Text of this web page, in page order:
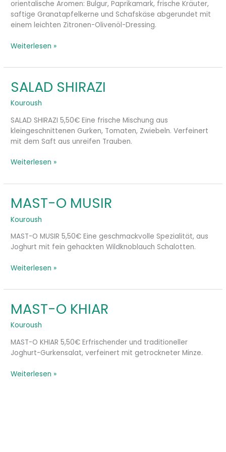
orientalische Aromen: Bulgur, Paprikamark, frische Kräuter,
saftige Granatapfelkerne und Schafskäse abgerundet mit
einem leichten Zitronen-Olivenöl-Dressing.
Weiterlesen »
SALAD SHIRAZI
Kouroush
SALAD SHIRAZI 5,50€ Eine frische Mischung aus
kleingeschnittenen Gurken, Tomaten, Zwiebeln. Verfeinert
mit dem Saft aus unreifen Trauben.
SALAD
SHIRAZI
Weiterlesen »
MAST-O MUSIR
Kouroush
MAST-O MUSIR 5,50€ Eine geschmackvolle Spezialität, aus
Joghurt mit fein gehackten Wildknoblauch Schalotten.
MAST-
O
MUSIR
Weiterlesen »
MAST-O KHIAR
Kouroush
MAST-O KHIAR 5,50€ Erfrischender und traditioneller
Joghurt-Gurkensalat, verfeinert mit getrockneter Minze.
MAST-
O
KHIAR
Weiterlesen »